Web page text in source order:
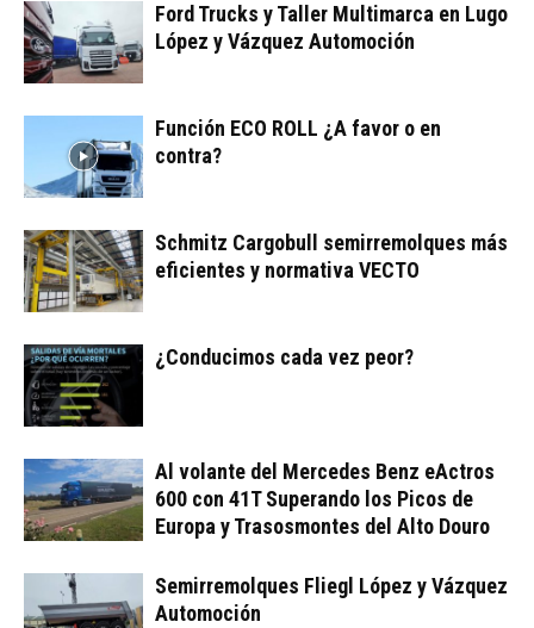
Ford Trucks y Taller Multimarca en Lugo
López y Vázquez Automoción
Función ECO ROLL ¿A favor o en
contra?
Schmitz Cargobull semirremolques más
eficientes y normativa VECTO
¿Conducimos cada vez peor?
Al volante del Mercedes Benz eActros
600 con 41T Superando los Picos de
Europa y Trasosmontes del Alto Douro
Semirremolques Fliegl López y Vázquez
Automoción